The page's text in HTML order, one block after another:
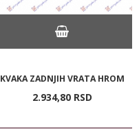
KVAKA ZADNJIH VRATA HROM
2.934,80 RSD